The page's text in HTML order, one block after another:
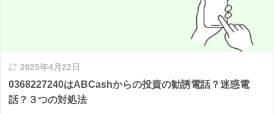
2025年4月22日
0368227240はABCashからの投資の勧誘電話？迷惑電
話？３つの対処法